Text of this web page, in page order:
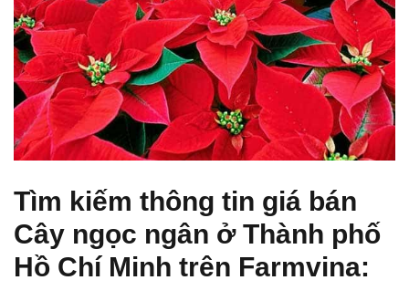
Tìm kiếm thông tin giá bán
Cây ngọc ngân ở Thành phố
Hồ Chí Minh trên Farmvina: